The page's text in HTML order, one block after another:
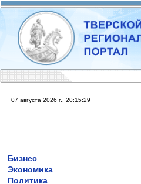
07 августа 2026 г., 20:15:29
Бизнес
Экономика
Политика